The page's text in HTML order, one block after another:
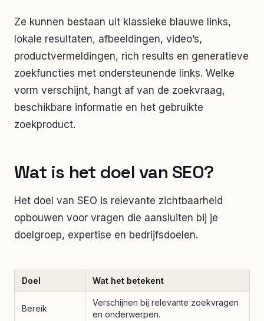
Ze kunnen bestaan uit klassieke blauwe links,
lokale resultaten, afbeeldingen, video’s,
productvermeldingen, rich results en generatieve
zoekfuncties met ondersteunende links. Welke
vorm verschijnt, hangt af van de zoekvraag,
beschikbare informatie en het gebruikte
zoekproduct.
Wat is het doel van SEO?
Het doel van SEO is relevante zichtbaarheid
opbouwen voor vragen die aansluiten bij je
doelgroep, expertise en bedrijfsdoelen.
Doel Wat het betekent
Bereik
Verschijnen bij relevante zoekvragen
en onderwerpen.